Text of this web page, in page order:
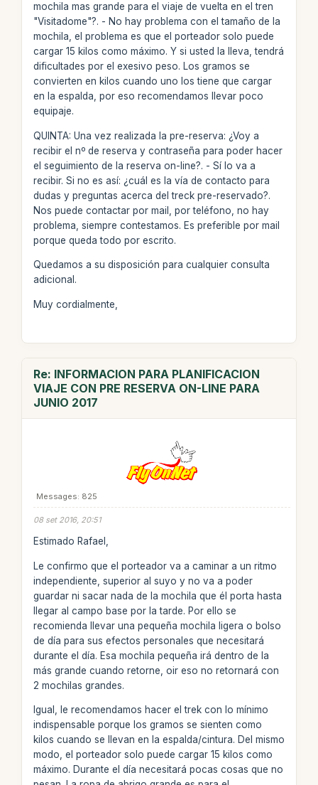
mochila mas grande para el viaje de vuelta en el tren
"Visitadome"?. - No hay problema con el tamaño de la
mochila, el problema es que el porteador solo puede
cargar 15 kilos como máximo. Y si usted la lleva, tendrá
dificultades por el exesivo peso. Los gramos se
convierten en kilos cuando uno los tiene que cargar
en la espalda, por eso recomendamos llevar poco
equipaje.
QUINTA: Una vez realizada la pre-reserva: ¿Voy a
recibir el nº de reserva y contraseña para poder hacer
el seguimiento de la reserva on-line?. - Sí lo va a
recibir. Si no es así: ¿cuál es la vía de contacto para
dudas y preguntas acerca del treck pre-reservado?.
Nos puede contactar por mail, por teléfono, no hay
problema, siempre contestamos. Es preferible por mail
porque queda todo por escrito.
Quedamos a su disposición para cualquier consulta
adicional.
Muy cordialmente,
Re: INFORMACION PARA PLANIFICACION
VIAJE CON PRE RESERVA ON-LINE PARA
JUNIO 2017
Messages: 825
08 set 2016, 20:51
Estimado Rafael,
Le confirmo que el porteador va a caminar a un ritmo
independiente, superior al suyo y no va a poder
guardar ni sacar nada de la mochila que él porta hasta
llegar al campo base por la tarde. Por ello se
recomienda llevar una pequeña mochila ligera o bolso
de día para sus efectos personales que necesitará
durante el día. Esa mochila pequeña irá dentro de la
más grande cuando retorne, oir eso no retornará con
2 mochilas grandes.
Igual, le recomendamos hacer el trek con lo mínimo
indispensable porque los gramos se sienten como
kilos cuando se llevan en la espalda/cintura. Del mismo
modo, el porteador solo puede cargar 15 kilos como
máximo. Durante el día necesitará pocas cosas que no